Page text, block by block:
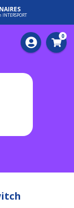
0